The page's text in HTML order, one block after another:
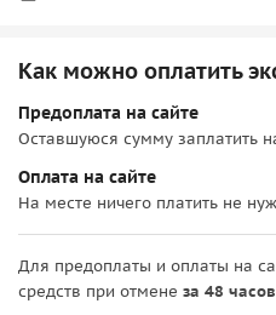
Как можно оплатить
Предоплата на сайте
Оставшуюся сумму заплатить
Оплата на сайте
На месте ничего платить не
Для предоплаты и оплаты на
средств при отмене за 48 часов